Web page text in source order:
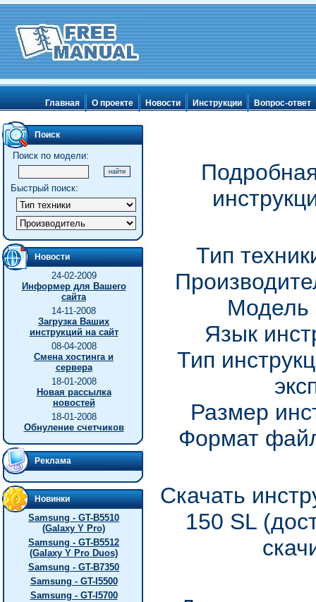
Главная О проекте Новости Инструкции Вопрос-ответ
Поиск
Поиск по модели:
Быстрый поиск:
Новости
24-02-2009
Информер для Вашего
сайта
14-11-2008
Загрузка Ваших
инструкций на сайт
08-04-2008
Смена хостинга и
сервера
18-01-2008
Новая рассылка
новостей
18-01-2008
Обнуление счетчиков
Реклама
Новинки
Samsung - GT-B5510
(Galaxy Y Pro)
Samsung - GT-B5512
(Galaxy Y Pro Duos)
Samsung - GT-B7350
Samsung - GT-I5500
Samsung - GT-I5700
Тип
Модель
Язык
Тип
Размер
Формат
Скачать
150 SL